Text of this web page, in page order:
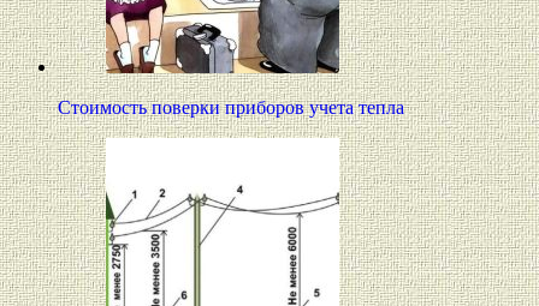
Стоимость поверки приборов учета тепла